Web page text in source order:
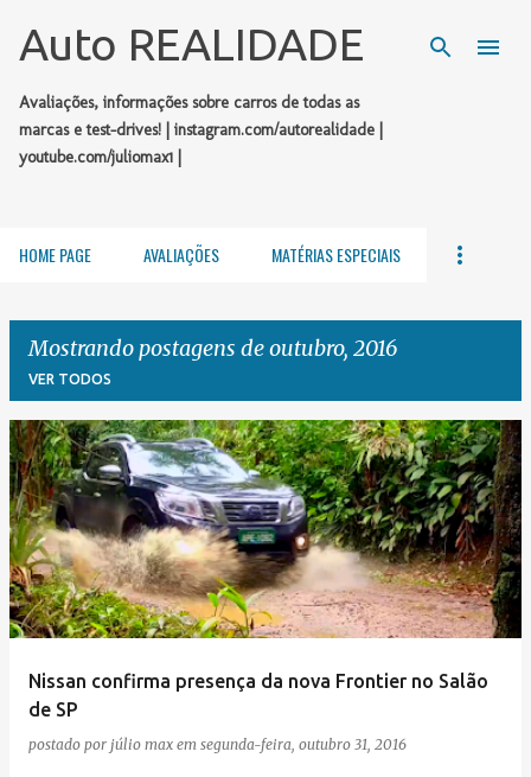
Pular para o conteúdo principal
Auto REALIDADE
Avaliações, informações sobre carros de todas as
marcas e test-drives! | instagram.com/autorealidade |
youtube.com/juliomax1 |
HOME PAGE AVALIAÇÕES MATÉRIAS ESPECIAIS
Mostrando postagens de outubro, 2016
VER TODOS
P
o
s
t
a
g
Nissan confirma presença da nova Frontier no Salão
de SP
postado por júlio max em segunda-feira, outubro 31, 2016